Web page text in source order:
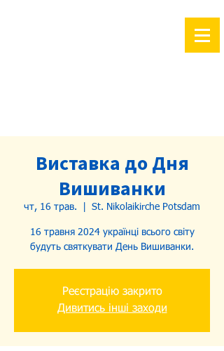
Виставка до Дня
Вишиванки
чт, 16 трав. St. Nikolaikirche Potsdam
16 травня 2024 українці всього світу
будуть святкувати День Вишиванки.
Реєстрацію закрито
Дивитись інші заходи